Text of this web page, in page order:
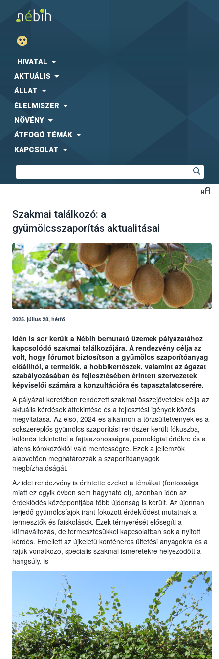
HIVATAL
AKTUÁLIS
ÁLLAT
ÉLELMISZER
NÖVÉNY
ÁTFOGÓ TÉMÁK
KAPCSOLAT
Szakmai találkozó: a
gyümölcsszaporítás aktualitásai
2025. július 28, hétfő
Idén is sor került a Nébih bemutató üzemek pályázatához
kapcsolódó szakmai találkozójára. A rendezvény célja az
volt, hogy fórumot biztosítson a gyümölcs szaporítóanyag
előállítói, a termelők, a hobbikertészek, valamint az ágazat
szabályozásában és fejlesztésében érintett szervezetek
képviselői számára a konzultációra és tapasztalatcserére.
A pályázat keretében rendezett szakmai összejövetelek célja az
aktuális kérdések áttekintése és a fejlesztési igények közös
megvitatása. Az első, 2024-es alkalmon a törzsültetvények és a
sokszereplős gyümölcs szaporítási rendszer került fókuszba,
különös tekintettel a fajtaazonosságra, pomológiai értékre és a
latens kórokozóktól való mentességre. Ezek a jellemzők
alapvetően meghatározzák a szaporítóanyagok
megbízhatóságát.
Az idei rendezvény is érintette ezeket a témákat (fontossága
miatt ez egyik évben sem hagyható el), azonban idén az
érdeklődés középpontjába több újdonság is került. Az újonnan
terjedő gyümölcsfajok iránt fokozott érdeklődést mutatnak a
termesztők és faiskolások. Ezek térnyerését elősegíti a
klímaváltozás, de termesztésükkel kapcsolatban sok a nyitott
kérdés. Emellett az újkeletű konténeres ültetési anyagokra és a
rájuk vonatkozó, speciális szakmai ismeretekre helyeződött a
hangsúly. is